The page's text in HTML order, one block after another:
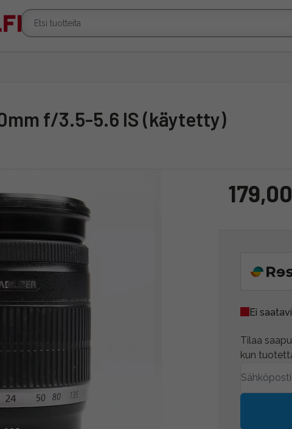
f/3.5-5.6 IS (käytetty)
Ei
Tilaa
kun